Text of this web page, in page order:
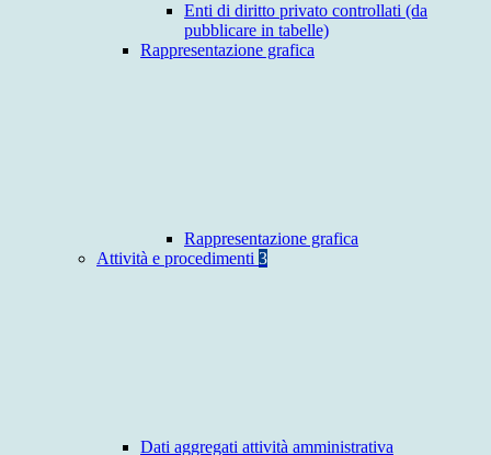
Enti di diritto privato controllati (da
pubblicare in tabelle)
Rappresentazione grafica
Rappresentazione grafica
Attività e procedimenti 3
Dati aggregati attività amministrativa